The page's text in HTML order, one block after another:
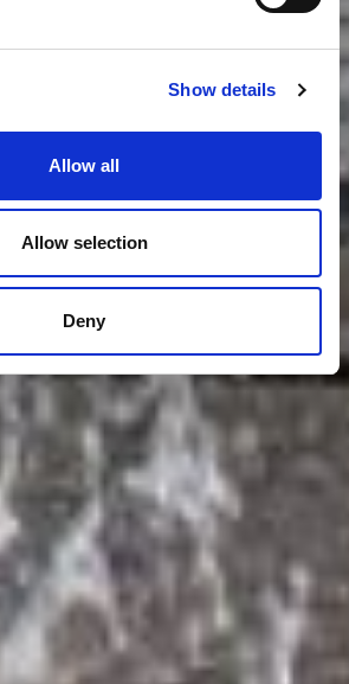
Show details
Allow all
Allow selection
Deny